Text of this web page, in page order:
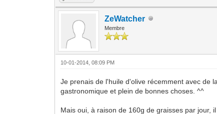
ZeWatcher
Membre
10-01-2014, 08:09 PM
Je prenais de l'huile d'olive récemment avec de
gastronomique et plein de bonnes choses. ^^
Mais oui, à raison de 160g de graisses par jour,